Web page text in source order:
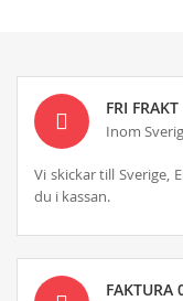
FRI FRAKT
Inom
Vi skickar till Sverige,
du i kassan.
FAKTURA